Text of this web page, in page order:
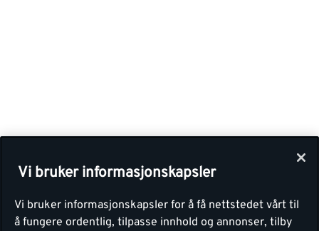
Vi bruker informasjonskapsler
Vi bruker informasjonskapsler for å få nettstedet vårt til
å fungere ordentlig, tilpasse innhold og annonser, tilby